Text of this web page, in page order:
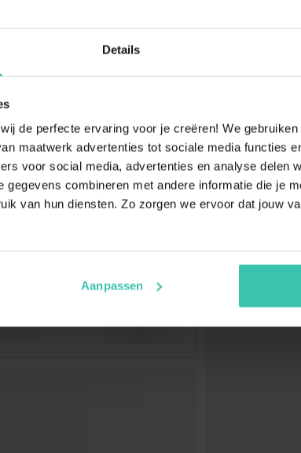
Details
de perfecte ervaring voor je creëren! We
maatwerk advertenties tot sociale media functies
voor social media, advertenties en analyse delen
combineren met andere informatie die je
van hun diensten. Zo zorgen we ervoor dat jouw
Aanpassen